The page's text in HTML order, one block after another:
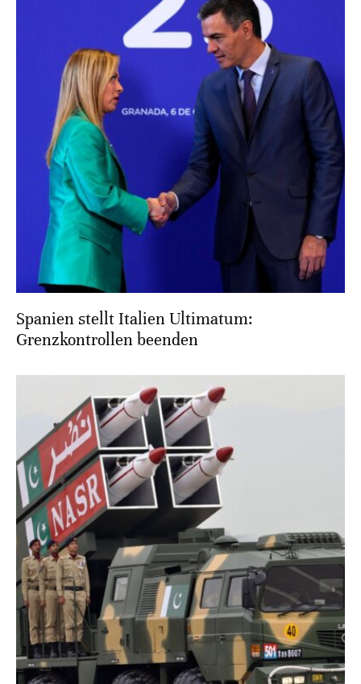
Spanien stellt Italien Ultimatum:
Grenzkontrollen beenden